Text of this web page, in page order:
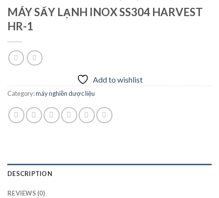
MÁY SẤY LẠNH INOX SS304 HARVEST
HR-1
Add to wishlist
Category:máy nghiền dược liệu
DESCRIPTION
REVIEWS (0)